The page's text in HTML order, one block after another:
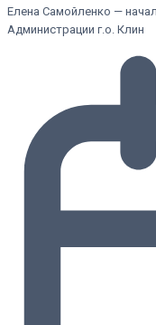
Елена Самойленко —
Администрации г.о. Клин